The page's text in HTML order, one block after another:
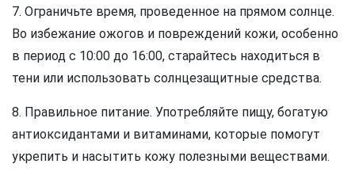
7. Ограничьте время, проведенное на прямом солнце.
Во избежание ожогов и повреждений кожи, особенно
в период с 10:00 до 16:00, старайтесь находиться в
тени или использовать солнцезащитные средства.
8. Правильное питание. Употребляйте пищу, богатую
антиоксидантами и витаминами, которые помогут
укрепить и насытить кожу полезными веществами.